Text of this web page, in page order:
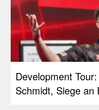
Development
Schmidt, Siege an